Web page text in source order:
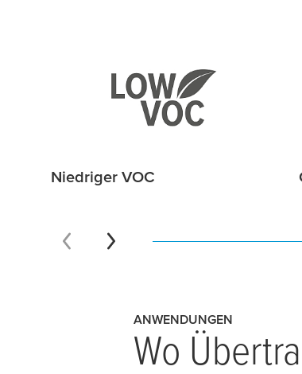
Niedriger VOC
ANWENDUNGEN
Wo